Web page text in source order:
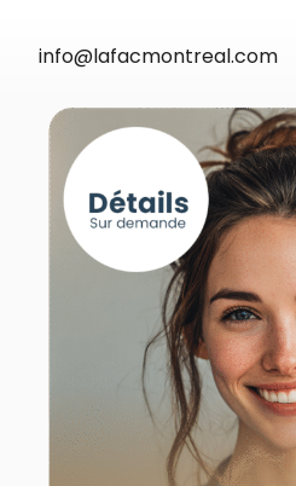
info@lafacmontreal.com